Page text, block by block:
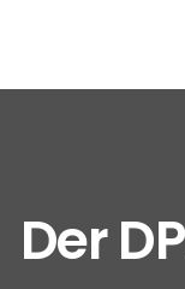
Der